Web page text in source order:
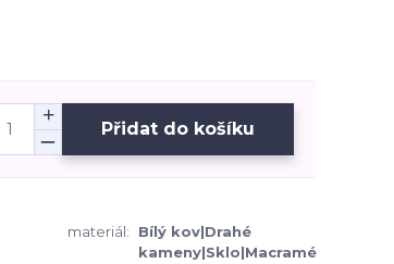
Přidat do košíku
materiál:
Bílý kov|Drahé
kameny|Sklo|Macramé